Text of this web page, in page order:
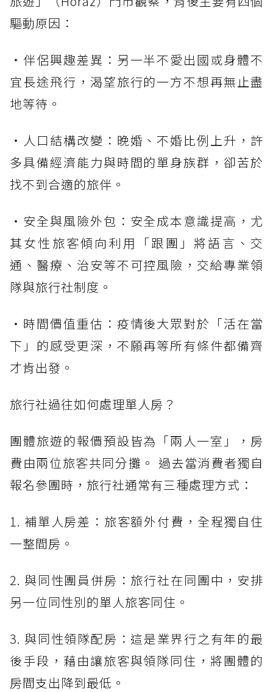
驅動原因：
・伴侶興趣差異：另一半不愛出國或身體不
宜長途飛行，渴望旅行的一方不想再無止盡
地等待。
・人口結構改變：晚婚、不婚比例上升，許
多具備經濟能力與時間的單身族群，卻苦於
找不到合適的旅伴。
・安全與風險外包：安全成本意識提高，尤
其女性旅客傾向利用「跟團」將語言、交
通、醫療、治安等不可控風險，交給專業領
隊與旅行社制度。
・時間價值重估：疫情後大眾對於「活在當
下」的感受更深，不願再等所有條件都備齊
才肯出發。
旅行社過往如何處理單人房？
團體旅遊的報價預設皆為「兩人一室」，房
費由兩位旅客共同分攤。 過去當消費者獨自
報名參團時，旅行社通常有三種處理方式：
1. 補單人房差：旅客額外付費，全程獨自住
一整間房。
2. 與同性團員併房：旅行社在同團中，安排
另一位同性別的單人旅客同住。
3. 與同性領隊配房：這是業界行之有年的最
後手段，藉由讓旅客與領隊同住，將團體的
房間支出降到最低。